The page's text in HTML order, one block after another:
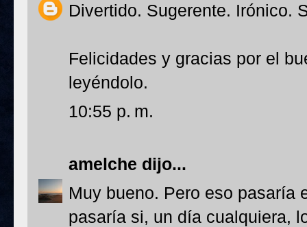
Divertido. Sugerente. Irónico.
Felicidades y gracias por el
leyéndolo.
10:55 p. m.
amelche dijo...
Muy bueno. Pero eso pasaría
pasaría si, un día cualquiera,